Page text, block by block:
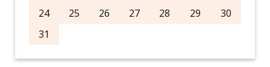
24
25 26 27 28 29
30
31